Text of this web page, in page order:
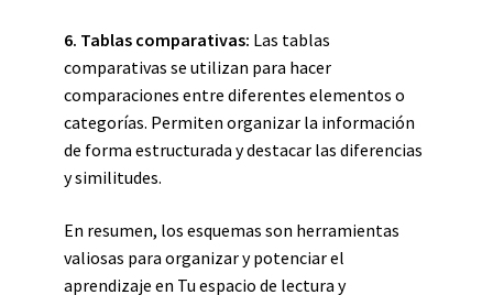
6. Tablas comparativas: Las tablas
comparativas se utilizan para hacer
comparaciones entre diferentes elementos o
categorías. Permiten organizar la información
de forma estructurada y destacar las diferencias
y similitudes.
En resumen, los esquemas son herramientas
valiosas para organizar y potenciar el
aprendizaje en Tu espacio de lectura y